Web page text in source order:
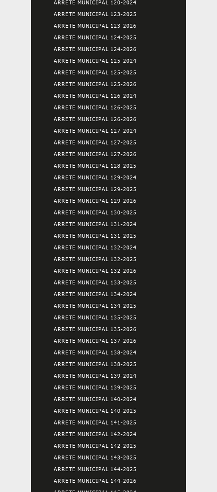
ARRETE MUNICIPAL 120-2024
ARRETE MUNICIPAL 123-2025
ARRETE MUNICIPAL 123-2026
ARRETE MUNICIPAL 124-2025
ARRETE MUNICIPAL 124-2026
ARRETE MUNICIPAL 125-2024
ARRETE MUNICIPAL 125-2025
ARRETE MUNICIPAL 125-2026
ARRETE MUNICIPAL 126-2024
ARRETE MUNICIPAL 126-2025
ARRETE MUNICIPAL 126-2026
ARRETE MUNICIPAL 127-2024
ARRETE MUNICIPAL 127-2025
ARRETE MUNICIPAL 127-2026
ARRETE MUNICIPAL 128-2025
ARRETE MUNICIPAL 129-2024
ARRETE MUNICIPAL 129-2025
ARRETE MUNICIPAL 129-2026
ARRETE MUNICIPAL 130-2025
ARRETE MUNICIPAL 131-2024
ARRETE MUNICIPAL 131-2025
ARRETE MUNICIPAL 132-2024
ARRETE MUNICIPAL 132-2025
ARRETE MUNICIPAL 132-2026
ARRETE MUNICIPAL 133-2025
ARRETE MUNICIPAL 134-2024
ARRETE MUNICIPAL 134-2025
ARRETE MUNICIPAL 135-2025
ARRETE MUNICIPAL 135-2026
ARRETE MUNICIPAL 137-2026
ARRETE MUNICIPAL 138-2024
ARRETE MUNICIPAL 138-2025
ARRETE MUNICIPAL 139-2024
ARRETE MUNICIPAL 139-2025
ARRETE MUNICIPAL 140-2024
ARRETE MUNICIPAL 140-2025
ARRETE MUNICIPAL 141-2025
ARRETE MUNICIPAL 142-2024
ARRETE MUNICIPAL 142-2025
ARRETE MUNICIPAL 143-2025
ARRETE MUNICIPAL 144-2025
ARRETE MUNICIPAL 144-2026